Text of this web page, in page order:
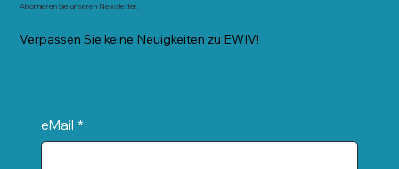
Abonnieren Sie unseren Newsletter.
Verpassen Sie keine Neuigkeiten zu EWIV!
eMail *